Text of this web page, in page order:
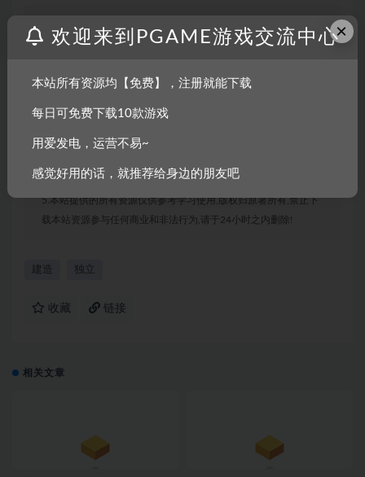
1.本站部分内容转载自其它媒体,但并不代表本站赞同其观点和对
2.若您需要商业运营或用于其他商业活动,请您购买正版授权并合
解决!
任何商业目的与商业用途。
5.本站提供的所有资源仅供参考学习使用,版权归原著所有,禁止下
载本站资源参与任何商业和非法行为,请于24小时之内删除!
建造 独立
收藏 链接
相关文章
×
欢迎来到PGAME游戏交流中心
本站所有资源均【免费】，注册就能下载
每日可免费下载10款游戏
用爱发电，运营不易~
感觉好用的话，就推荐给身边的朋友吧